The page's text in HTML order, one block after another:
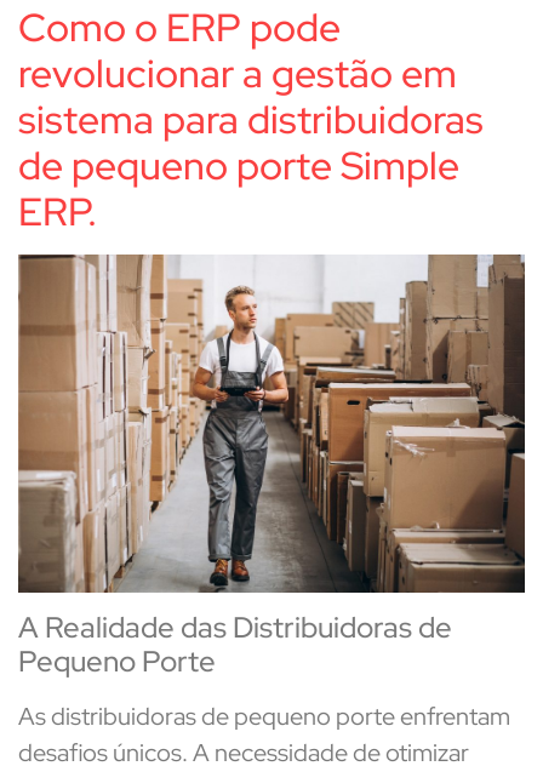
Como o ERP pode
revolucionar a gestão em
sistema para distribuidoras
de pequeno porte Simple
ERP.
A Realidade das Distribuidoras de
Pequeno Porte
As distribuidoras de pequeno porte enfrentam
desafios únicos. A necessidade de otimizar